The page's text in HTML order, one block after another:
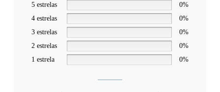
5 estrelas
0%
4 estrelas
0%
3 estrelas
0%
2 estrelas
0%
1 estrela
0%